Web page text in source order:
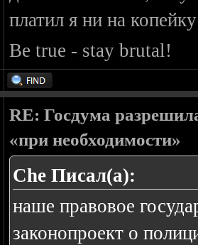
платил я ни на
Be true - stay brutal!
RE: Госдума
«при необходимости»
Che Писал(а):
наше правовое
законопроект о